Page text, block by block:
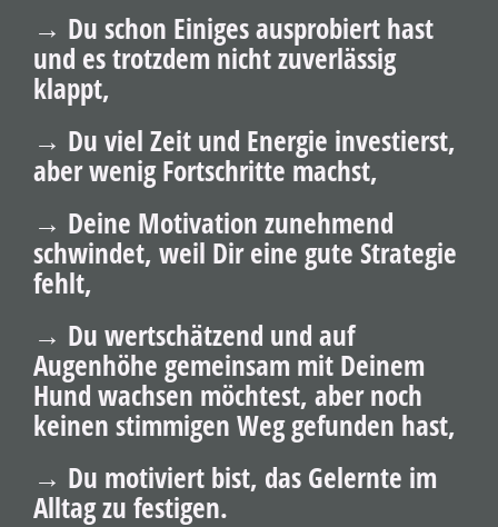
→ Du schon Einiges ausprobiert hast
und es trotzdem nicht zuverlässig
klappt,
→ Du viel Zeit und Energie investierst,
aber wenig Fortschritte machst,
→ Deine Motivation zunehmend
schwindet, weil Dir eine gute Strategie
fehlt,
→ Du wertschätzend und auf
Augenhöhe gemeinsam mit Deinem
Hund wachsen möchtest, aber noch
keinen stimmigen Weg gefunden hast,
→ Du motiviert bist, das Gelernte im
Alltag zu festigen.